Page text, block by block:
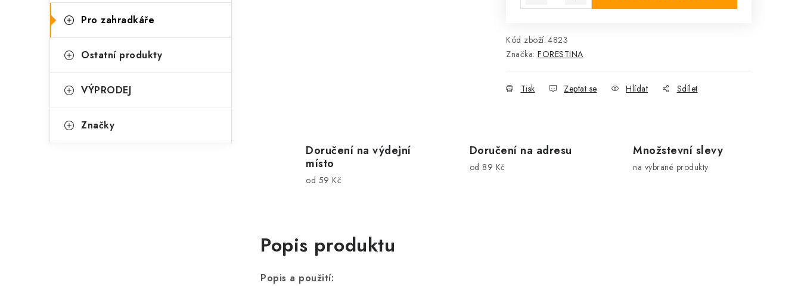
n
e
Pro zahradkáře
Ostatní produkty
VÝPRODEJ
Značky
Kód zboží: 4823
Značka: FORESTINA
Tisk Zeptat se Hlídat Sdílet
Doručení na výdejní
místo
od 59 Kč
Doručení na adresu
od 89 Kč
Množstevní slevy
na vybrané produkty
Popis produktu
Popis a použití: